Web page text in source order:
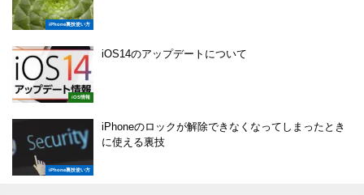
iPhone裏技使い方
iOS情報
iOS14のアップデートについて
iPhone裏技使い方
iPhoneのロックが解除できなくなってしまったとき
に使える裏技